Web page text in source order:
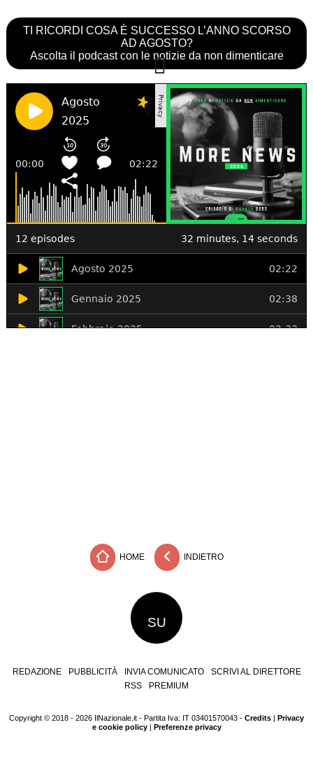
TI RICORDI COSA È SUCCESSO L’ANNO SCORSO
AD AGOSTO?
Ascolta il podcast con le notizie da non dimenticare
HOME INDIETRO
SU
REDAZIONE PUBBLICITÀ INVIA COMUNICATO
SCRIVI AL DIRETTORE
RSS
PREMIUM
Copyright © 2018 - 2026 IlNazionale.it - Partita Iva: IT 03401570043 - Credits
Privacy
e cookie policy| Preferenze privacy